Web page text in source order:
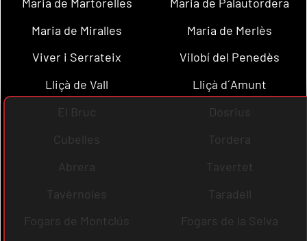
Maria de Miralles
Maria de Merlès
Viver i Serrateix
Vilobí del Penedès
Lliçà de Vall
Lliçà d´Amunt
El Bruc
Dosrius
Cubelles
Tordera
Abrera
Tavertet
Tavèrnoles
Taradell
Fogars de Montclús
Fogars de la Selva